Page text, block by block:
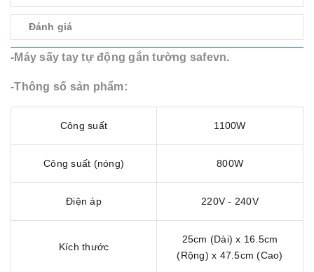
Đánh giá
-Máy sấy tay tự động gắn tường safevn.
-Thông số sản phẩm:
Công suất 1100W
Công suất (nóng) 800W
Điện áp 220V - 240V
Kích thước
25cm (Dài) x 16.5cm
(Rộng) x 47.5cm (Cao)